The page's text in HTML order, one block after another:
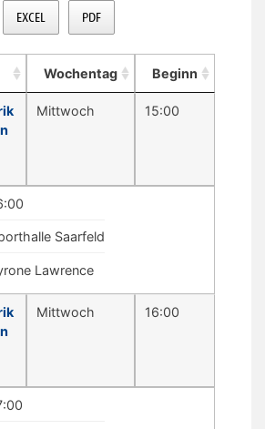
EXCEL PDF
Wochentag Beginn
Mittwoch 15:00
Saarfeld
Lawrence
Mittwoch 16:00